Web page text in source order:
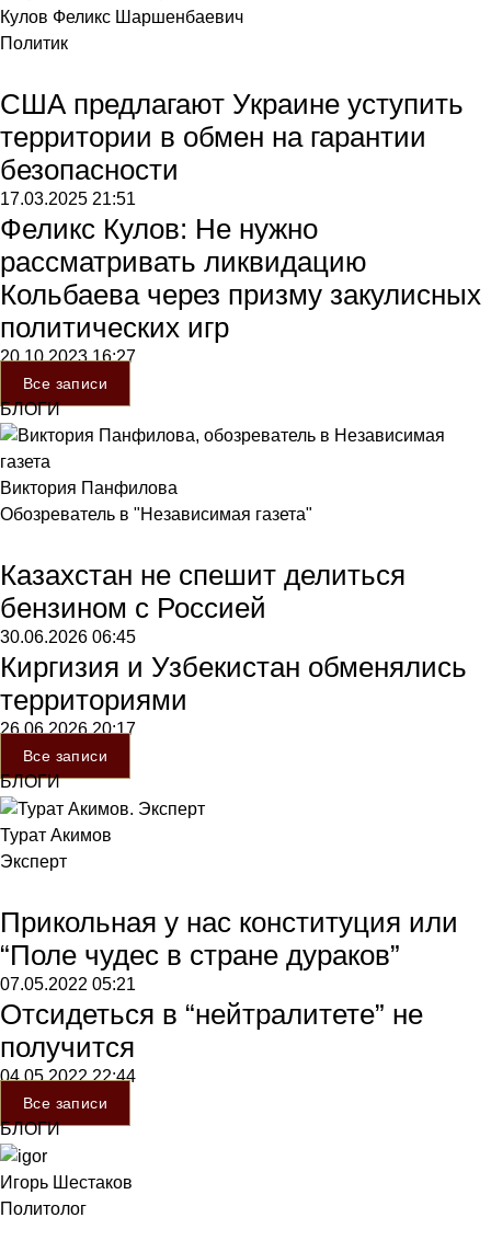
Кулов Феликс Шаршенбаевич
Политик
США предлагают Украине уступить
территории в обмен на гарантии
безопасности
17.03.2025 21:51
Феликс Кулов: Не нужно
рассматривать ликвидацию
Кольбаева через призму закулисных
политических игр
20.10.202316:27
Все записи
БЛОГИ
Виктория Панфилова
Обозреватель в "Независимая газета"
Казахстан не спешит делиться
бензином с Россией
30.06.2026 06:45
Киргизия и Узбекистан обменялись
территориями
26.06.202620:17
Все записи
БЛОГИ
Турат Акимов
Эксперт
Прикольная у нас конституция или
“Поле чудес в стране дураков”
07.05.2022 05:21
Отсидеться в “нейтралитете” не
получится
04.05.202222:44
Все записи
БЛОГИ
Игорь Шестаков
Политолог